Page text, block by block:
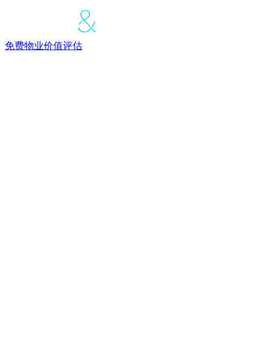
免费物业价值评估